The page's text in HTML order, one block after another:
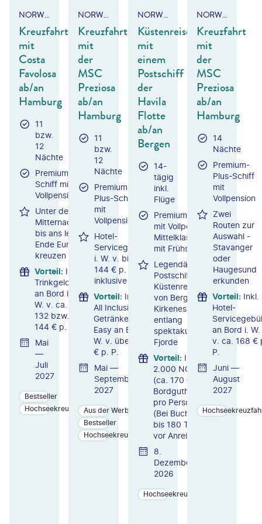
NORWEGEN - FJORDE & NORDKAP
Kreuzfahrt
mit
Costa
Favolosa
ab/an
Hamburg
11
bzw.
12
Nächte
Premium-
Schiff mit
Vollpension
Unter der
Mitternachtssonne
bis ans legendäre
Ende Europas
kreuzen
Vorteil: Inkl.
Trinkgelder
an Bord i.
W. v. ca.
132 bzw.
144 € p. P.
Mai
—
Juli
2027
Bestseller
Hochseekreuzfahrten
NORWEGEN - NORDKAP
Kreuzfahrt
mit
der
MSC
Preziosa
ab/an
Hamburg
11
bzw.
12
Nächte
Premium-
Plus-Schiff
mit
Vollpension
Hotel-
Servicegebühr
i. W. v. bis zu
144 € p. P.
inklusive
Vorteil: Inkl.
All Inclusive-
Getränkepaket
Easy an Bord i.
W. v. über 400
€ p. P.
Mai —
September
2027
Aus der Werbung
Bestseller
Hochseekreuzfahrten
NORWEGEN - FJORDE & NORDKAP
Küstenreise
mit
einem
Postschiff
der
Havila
Flotte
ab/an
Bergen
14-
tägig
inkl.
Flüge
Premium-Schiff
mit Vollpension /
Mittelklassehotel
mit Frühstück
Legendäre
Postschiffroute:
Küstenreise
von Bergen bis
Kirkenes
entlang
spektakulärer
Fjorde
Vorteil: Inkl.
2.000 NOK
(ca. 170 €)
Bordguthaben
pro Person
(Bei Buchung
bis 180 Tage
vor Anreise)
8.
Dezember
2026
Hochseekreuzfahrten
NORWEGEN - SPITZBERGEN
Kreuzfahrt
mit
der
MSC
Preziosa
ab/an
Hamburg
14
Nächte
Premium-
Plus-Schiff
mit
Vollpension
Zwei
Routen zur
Auswahl -
Stavanger
oder
Haugesund
erkunden
Vorteil: Inkl.
Hotel-
an Bord i. W.
v. ca. 168 €
P.
Juni —
August
2027